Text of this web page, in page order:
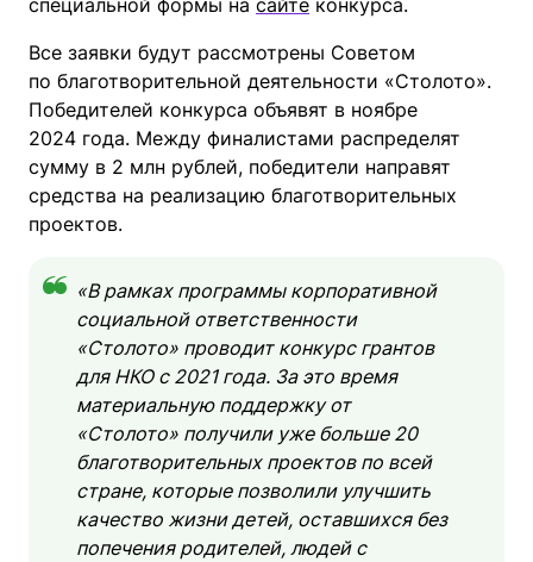
Все заявки будут рассмотрены Советом
по благотворительной деятельности «Столото».
Победителей конкурса объявят в ноябре
2024 года. Между финалистами распределят
сумму в 2 млн рублей, победители направят
средства на реализацию благотворительных
проектов.
«В рамках программы корпоративной
социальной ответственности
«Столото» проводит конкурс грантов
для НКО с 2021 года. За это время
материальную поддержку от
«Столото» получили уже больше 20
благотворительных проектов по всей
стране, которые позволили улучшить
качество жизни детей, оставшихся без
попечения родителей, людей с